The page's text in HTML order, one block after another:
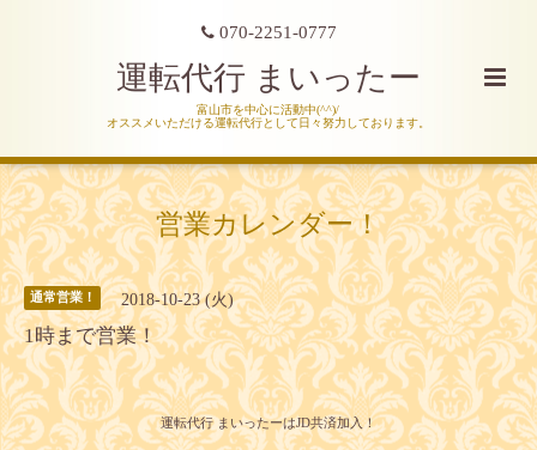
070-2251-0777
運転代行 まいったー
富山市を中心に活動中(^^)/
オススメいただける運転代行として日々努力しております。
営業カレンダー！
通常営業！ 2018-10-23 (火)
1時まで営業！
運転代行 まいったーはJD共済加入！